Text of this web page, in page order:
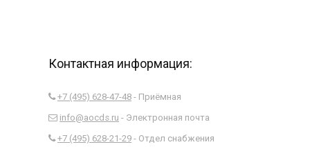
Контактная информация:
+7 (495) 628-47-48 - Приёмная
info@aocds.ru - Электронная почта
+7 (495) 628-21-29 - Отдел снабжения